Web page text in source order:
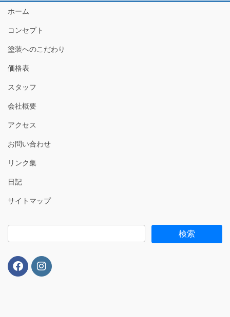
ホーム
コンセプト
塗装へのこだわり
価格表
スタッフ
会社概要
アクセス
お問い合わせ
リンク集
日記
サイトマップ